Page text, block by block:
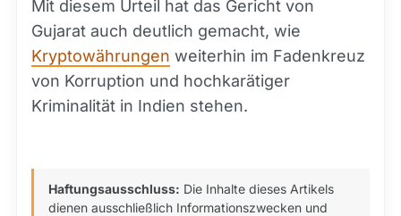
Mit diesem Urteil hat das Gericht von
Gujarat auch deutlich gemacht, wie
Kryptowährungen weiterhin im Fadenkreuz
von Korruption und hochkarätiger
Kriminalität in Indien stehen.
Haftungsausschluss: Die Inhalte dieses Artikels
dienen ausschließlich Informationszwecken und